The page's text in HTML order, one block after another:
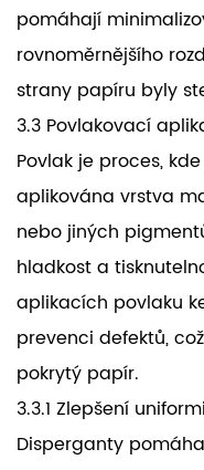
pomáhají
rovnoměrnějšího
strany papíru byly
3.3 Povlakovací
Povlak je proces,
aplikována vrstva
nebo jiných
hladkost a
aplikacích povlaku
prevenci defektů,
pokrytý papír.
3.3.1 Zlepšení
Disperganty